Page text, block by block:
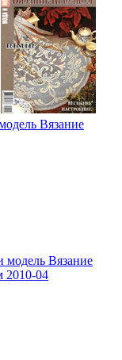
Вязание
модель Вязание
2010-04